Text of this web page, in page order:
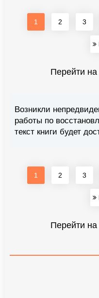
1 2 3
Перейти на
Возникли
работы по
текст книги будет
1 2 3
Перейти на